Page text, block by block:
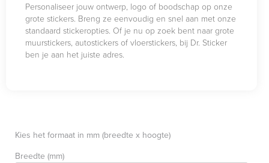
Personaliseer jouw ontwerp, logo of boodschap op onze
grote stickers. Breng ze eenvoudig en snel aan met onze
standaard stickeropties. Of je nu op zoek bent naar grote
muurstickers, autostickers of vloerstickers, bij Dr. Sticker
ben je aan het juiste adres.
Kies het formaat in mm (breedte x hoogte)
Breedte (mm)